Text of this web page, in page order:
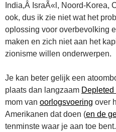
India,Â IsraÃ«l, Noord-Korea,
ook, dus ik zie niet wat het
oplossing voor overbevolking
maken en zich niet aan het
zionisme willen onderwerpen.
Je kan beter gelijk een
plaats dan langzaam
mom van oorlogsvoering over
Amerikanen dat doen (en de
tenminste waar je aan toe